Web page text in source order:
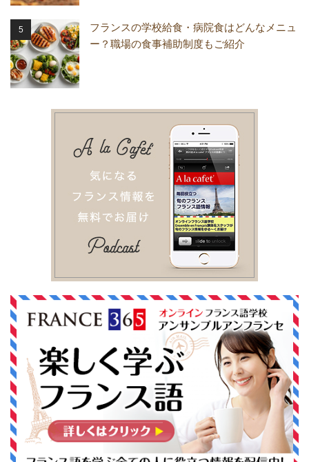
フランスの学校給食・病院食はどんなメニュ
ー？職場の食事補助制度もご紹介